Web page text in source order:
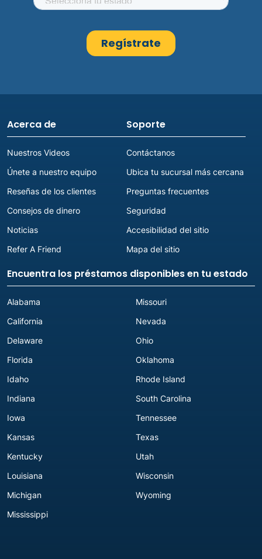
Acerca de
Nuestros Videos
Únete a nuestro equipo
Reseñas de los clientes
Consejos de dinero
Noticias
Refer A Friend
Soporte
Contáctanos
Ubica tu sucursal más cercana
Preguntas frecuentes
Seguridad
Accesibilidad del sitio
Mapa del sitio
Encuentra los préstamos disponibles en tu estado
Alabama
California
Delaware
Florida
Idaho
Indiana
Iowa
Kansas
Kentucky
Louisiana
Michigan
Mississippi
Missouri
Nevada
Ohio
Oklahoma
Rhode Island
South Carolina
Tennessee
Texas
Utah
Wisconsin
Wyoming